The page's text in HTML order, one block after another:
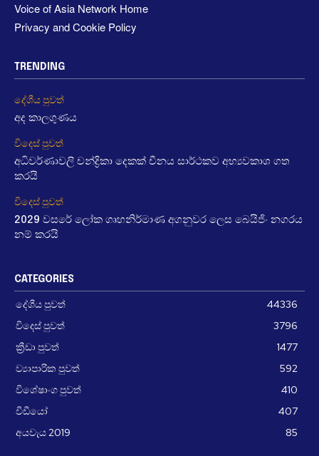
Voice of Asia Network Home
Privacy and Cookie Policy
TRENDING
දේශීය පුවත්
අද කාලගුණය
විදෙස් පුවත්
අධිවර්ණාවලි චන්ද්‍රිකා දෙකක් චීනය සාර්ථකව අභ්‍යවකාශ ගත
කරයි
විදෙස් පුවත්
2029 වසරේ ලෝක ගෘහනිර්මාණ අගනුවර ලෙස බෙයිජිං නගරය
නම් කරයි
CATEGORIES
දේශීය පුවත්
44336
විදෙස් පුවත්
3796
ක්‍රීඩා පුවත්
1477
ව්‍යාපාරික පුවත්
592
විශේෂාංග පුවත්
410
වීඩීයෝ
407
අයවැය 2019
85